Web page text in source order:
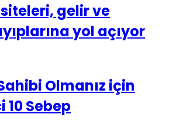
gelir ve
yol açıyor
Olmanız için
Sebep